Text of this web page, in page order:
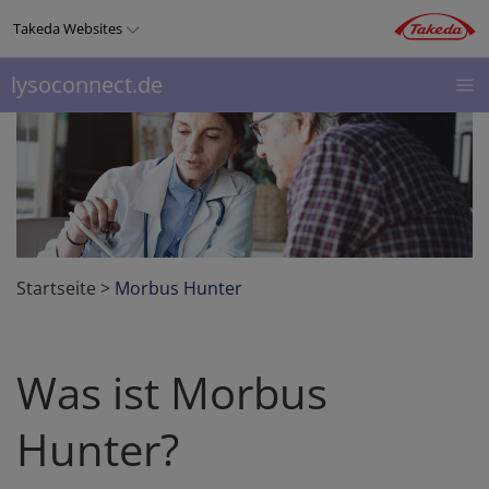
zum
Inhalt
Takeda Websites
Top
menu
LYSOCONNECT
lysoconnect.de
Startseite > Morbus Hunter
Was ist Morbus
Hunter?